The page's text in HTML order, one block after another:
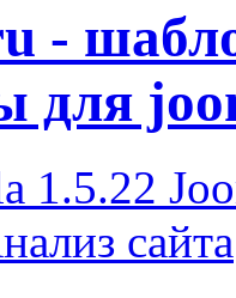
-
для
1.5.22
сайта